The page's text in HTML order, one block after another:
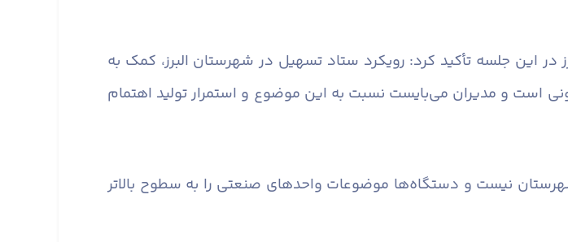
در این جلسه تأکید کرد: رویکرد ستاد تسهیل در شهرستان البرز، کمک به
است و مدیران می‌بایست نسبت به این موضوع و استمرار تولید اهتمام
نیست و دستگاه‌ها موضوعات واحدهای صنعتی را به سطوح بالاتر